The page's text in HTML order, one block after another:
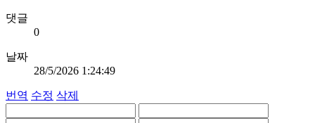
댓글
0
날짜
28/5/2026 1:24:49
번역 수정 삭제